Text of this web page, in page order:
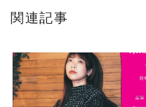
関連記事
READ MORE